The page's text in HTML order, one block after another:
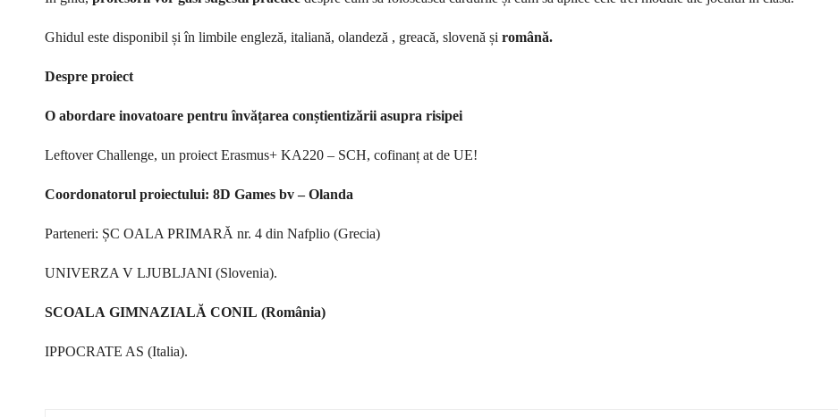
Ghidul este disponibil și în limbile engleză, italiană, olandeză , greacă, slovenă și română.
Despre proiect
O abordare inovatoare pentru învățarea conștientizării asupra risipei
Leftover Challenge, un proiect Erasmus+ KA220 – SCH, cofinanț at de UE!
Coordonatorul proiectului: 8D Games bv – Olanda
Parteneri: ȘC OALA PRIMARĂ nr. 4 din Nafplio (Grecia)
UNIVERZA V LJUBLJANI (Slovenia).
SCOALA GIMNAZIALĂ CONIL (România)
IPPOCRATE AS (Italia).